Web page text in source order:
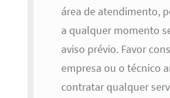
área de atendimento,
a qualquer momento
aviso prévio. Favor
empresa ou o técnico
contratar qualquer